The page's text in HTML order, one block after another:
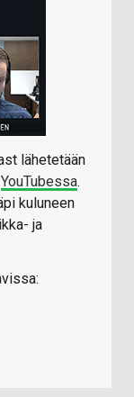
lähetetään
YouTubessa.
kuluneen
ja